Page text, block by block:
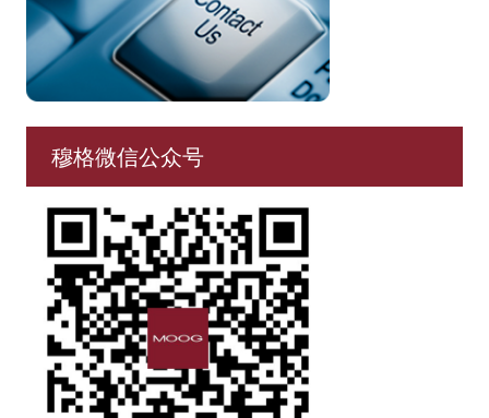
穆格微信公众号